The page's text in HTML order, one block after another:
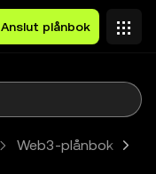
Anslut plånbok
Web3-plånbok